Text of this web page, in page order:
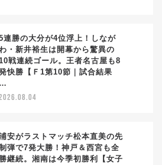
連勝の大分が4位浮上！しなが
・新井裕生は開幕から驚異の
戦連続ゴール。王者名古屋も8
快勝【Ｆ1第10節｜試合結果
…
安がラストマッチ松本直美の先
弾で7発大勝！神戸＆西宮も全
勝継続。湘南は今季初勝利【女子